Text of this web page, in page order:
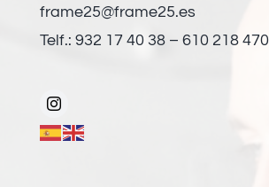
frame25@frame25.es
Telf.: 932 17 40 38 – 610 218 470